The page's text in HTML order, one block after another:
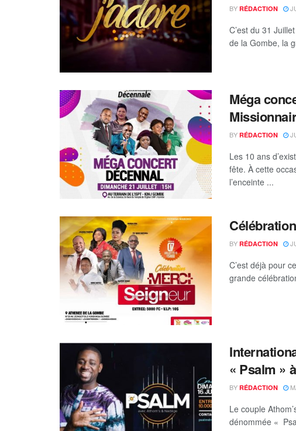
BY RÉDACTION
C’est du 31
de la Gombe, la
Méga
BY RÉDACTION
Les 10 ans
fête. À cette
l’enceinte ...
BY RÉDACTION
C’est déjà pour
grande
« Psalm »
BY RÉDACTION
Le couple
dénommée «